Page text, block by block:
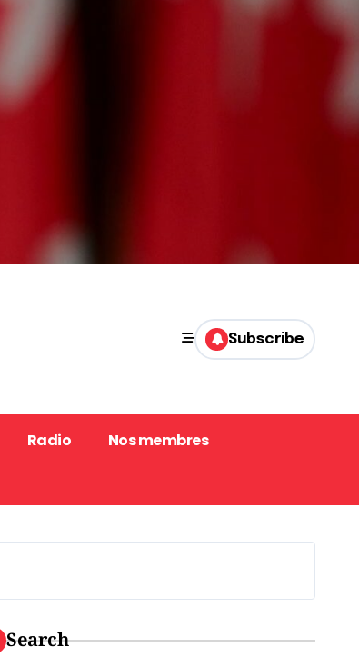
Subscribe
Radio
Nos membres
Search